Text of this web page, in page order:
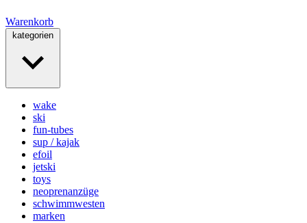
Warenkorb
kategorien
wake
ski
fun-tubes
sup / kajak
efoil
jetski
toys
neoprenanzüge
schwimmwesten
marken